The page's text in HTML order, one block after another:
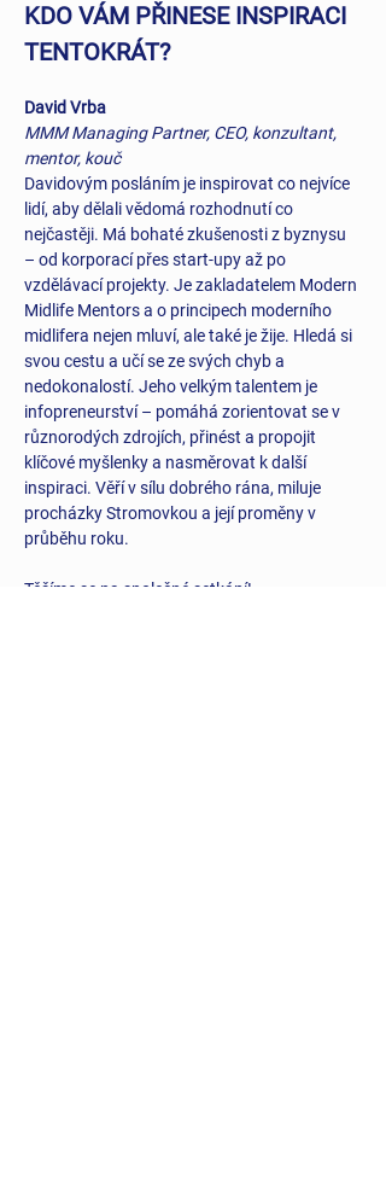
KDO VÁM PŘINESE INSPIRACI
TENTOKRÁT?
David Vrba
MMM Managing Partner, CEO, konzultant,
mentor, kouč
Davidovým posláním je inspirovat co nejvíce
lidí, aby dělali vědomá rozhodnutí co
nejčastěji. Má bohaté zkušenosti z byznysu
– od korporací přes start-upy až po
vzdělávací projekty. Je zakladatelem Modern
Midlife Mentors a o principech moderního
midlifera nejen mluví, ale také je žije. Hledá si
svou cestu a učí se ze svých chyb a
nedokonalostí. Jeho velkým talentem je
infopreneurství – pomáhá zorientovat se v
různorodých zdrojích, přinést a propojit
klíčové myšlenky a nasměrovat k další
inspiraci. Věří v sílu dobrého rána, miluje
procházky Stromovkou a její proměny v
průběhu roku.
Těšíme se na společné setkání!